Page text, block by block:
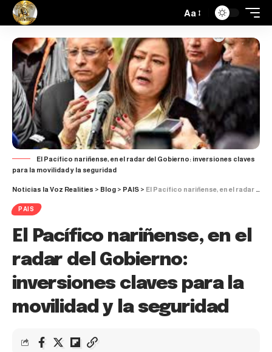
Aa
El Pacífico nariñense, en el radar del Gobierno: inversiones claves
para la movilidad y la seguridad
Noticias la Voz Realities > Blog > PAIS > El Pacífico nariñense, en el radar del Gobierno: inversiones claves para la movilidad y la seguridad
PAIS
El Pacífico nariñense, en el
radar del Gobierno:
inversiones claves para la
movilidad y la seguridad